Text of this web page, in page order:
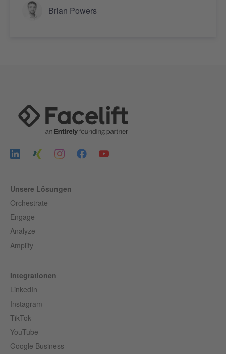
Brian Powers
Unsere Lösungen
Orchestrate
Engage
Analyze
Amplify
Integrationen
LinkedIn
Instagram
TikTok
YouTube
Google Business